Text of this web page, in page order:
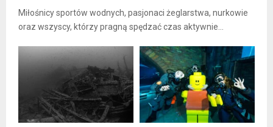
Miłośnicy sportów wodnych, pasjonaci żeglarstwa, nurkowie
oraz wszyscy, którzy pragną spędzać czas aktywnie...